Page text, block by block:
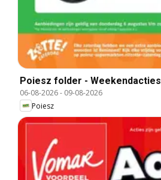
Poiesz folder - Weekendacties
06-08-2026- 09-08-2026
Poiesz